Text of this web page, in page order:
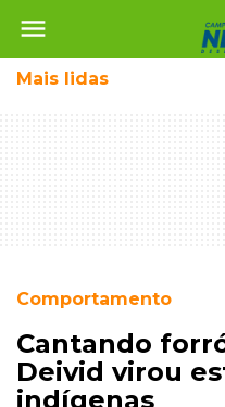
menu
Mais lidas
Comportamento
Cantando
Deivid virou
indígenas